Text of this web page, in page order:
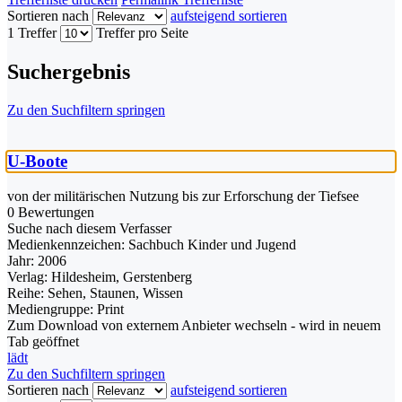
Sortieren nach
aufsteigend sortieren
1 Treffer
Treffer pro Seite
Suchergebnis
Zu den Suchfiltern springen
U-Boote
von der militärischen Nutzung bis zur Erforschung der Tiefsee
0 Bewertungen
Suche nach diesem Verfasser
Medienkennzeichen: Sachbuch Kinder und Jugend
Jahr: 2006
Verlag: Hildesheim, Gerstenberg
Reihe: Sehen, Staunen, Wissen
Mediengruppe: Print
Zum Download von externem Anbieter wechseln - wird in neuem
Tab geöffnet
lädt
Zu den Suchfiltern springen
Sortieren nach
aufsteigend sortieren